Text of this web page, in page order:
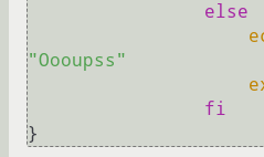
else
"Oooupss"
fi